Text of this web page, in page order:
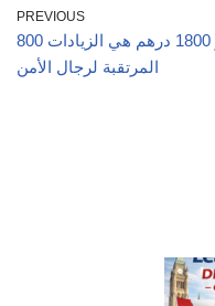
PREVIOUS
800 و 1800 درهم هي الزيادات
المرتقبة لرجال الأمن